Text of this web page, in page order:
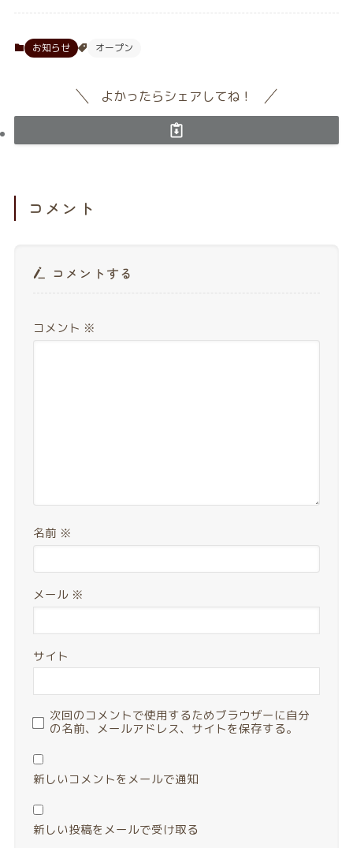
お知らせ オープン
よかったらシェアしてね！
コメント
コメントする
コメント ※
名前 ※
メール ※
サイト
次回のコメントで使用するためブラウザーに自分
の名前、メールアドレス、サイトを保存する。
新しいコメントをメールで通知
新しい投稿をメールで受け取る